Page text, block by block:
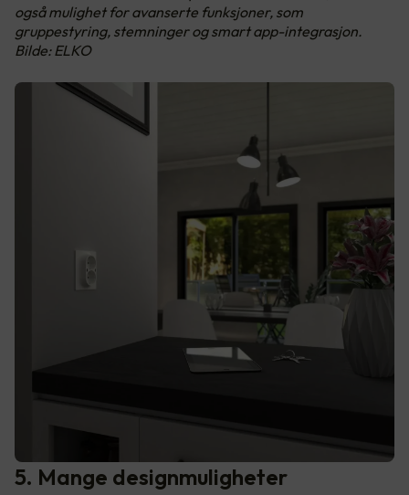
også mulighet for avanserte funksjoner, som
gruppestyring, stemninger og smart app-integrasjon.
Bilde: ELKO
5. Mange designmuligheter